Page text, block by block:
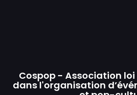
Cospop - Association loi
dans l'organisation